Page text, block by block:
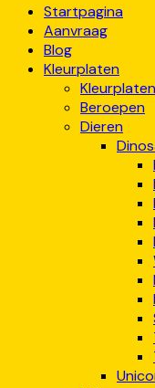
Startpagina
Aanvraag
Blog
Kleurplaten
Beroepen
Dieren